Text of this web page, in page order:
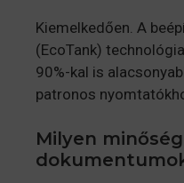
Kiemelkedően. A
(EcoTank)
90%-kal is
patronos
Milyen